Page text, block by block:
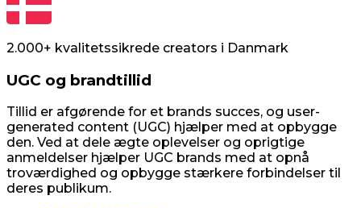
2.000+ kvalitetssikrede creators i Danmark
UGC og brandtillid
Tillid er afgørende for et brands succes, og user-
generated content (UGC) hjælper med at opbygge
den. Ved at dele ægte oplevelser og oprigtige
anmeldelser hjælper UGC brands med at opnå
troværdighed og opbygge stærkere forbindelser til
deres publikum.